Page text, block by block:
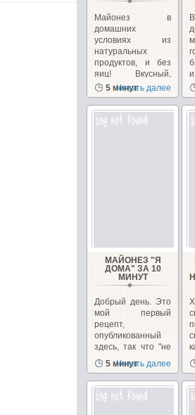
Майонез в
домашних
условиях из
натуральных
продуктов, и без
яиц! Вкусный,
легкий...
5 минут
Читать далее
МАЙОНЕЗ "Я
ДОМА" ЗА 10
МИНУТ
Добрый день. Это
мой первый
рецепт,
опубликованный
здесь, так что "не
судите...
5 минут
Читать далее